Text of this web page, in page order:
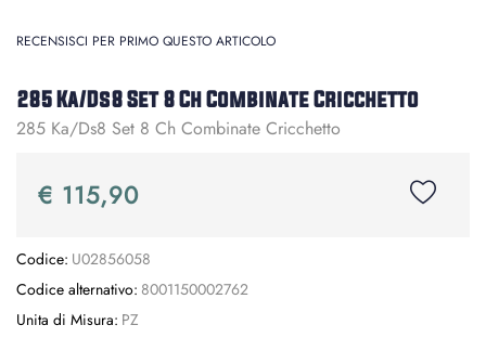
RECENSISCI PER PRIMO QUESTO ARTICOLO
285 Ka/Ds8 Set 8 Ch Combinate Cricchetto
285 Ka/Ds8 Set 8 Ch Combinate Cricchetto
€ 115,90
Codice: U02856058
Codice alternativo: 8001150002762
Unita di Misura: PZ